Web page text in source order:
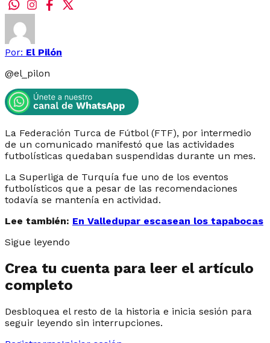
Por: El Pilón
@el_pilon
La Federación Turca de Fútbol (FTF), por intermedio
de un comunicado manifestó que las actividades
futbolísticas quedaban suspendidas durante un mes.
La Superliga de Turquía fue uno de los eventos
futbolísticos que a pesar de las recomendaciones
todavía se mantenía en actividad.
Lee también: En Valledupar escasean los tapabocas
Sigue leyendo
Crea tu cuenta para leer el artículo
completo
Desbloquea el resto de la historia e inicia sesión para
seguir leyendo sin interrupciones.